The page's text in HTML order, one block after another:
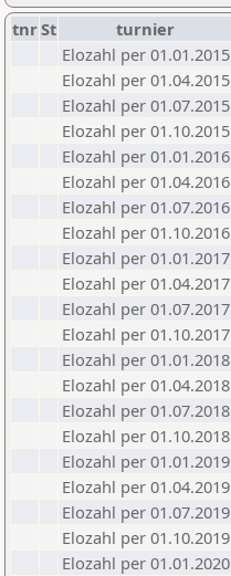
tnrSt turnier
Elozahl per 01.01.2015
Elozahl per 01.04.2015
Elozahl per 01.07.2015
Elozahl per 01.10.2015
Elozahl per 01.01.2016
Elozahl per 01.04.2016
Elozahl per 01.07.2016
Elozahl per 01.10.2016
Elozahl per 01.01.2017
Elozahl per 01.04.2017
Elozahl per 01.07.2017
Elozahl per 01.10.2017
Elozahl per 01.01.2018
Elozahl per 01.04.2018
Elozahl per 01.07.2018
Elozahl per 01.10.2018
Elozahl per 01.01.2019
Elozahl per 01.04.2019
Elozahl per 01.07.2019
Elozahl per 01.10.2019
Elozahl per 01.01.2020